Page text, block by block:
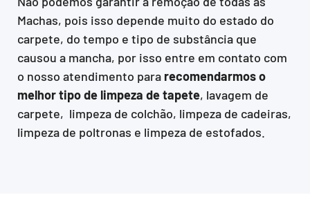
Machas, pois isso depende muito do estado do
carpete, do tempo e tipo de substância que
causou a mancha, por isso entre em contato com
o nosso atendimento para recomendarmos o
melhor tipo de limpeza de tapete, lavagem de
carpete, limpeza de colchão, limpeza de cadeiras,
limpeza de poltronas e limpeza de estofados.